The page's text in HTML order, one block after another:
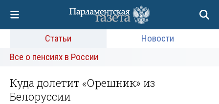
Статьи
Новости
Все о пенсиях в России
Куда долетит «Орешник» из
Белоруссии